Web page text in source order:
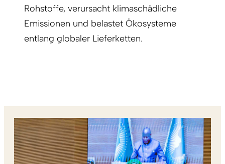
Rohstoffe, verursacht klimaschädliche
Emissionen und belastet Ökosysteme
entlang globaler Lieferketten.